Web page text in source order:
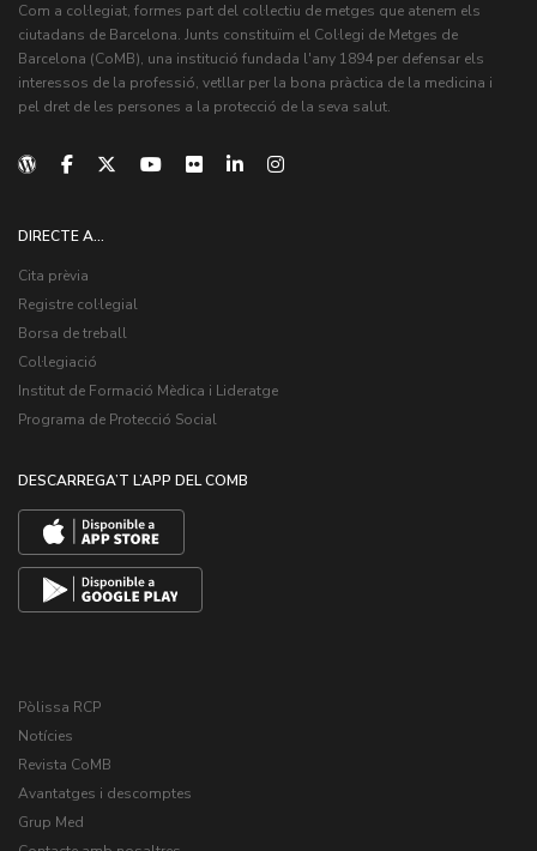
Com a col·legiat, formes part del col·lectiu de metges que atenem els
ciutadans de Barcelona. Junts constituïm el Col·legi de Metges de
Barcelona (CoMB), una institució fundada l'any 1894 per defensar els
interessos de la professió, vetllar per la bona pràctica de la medicina i
pel dret de les persones a la protecció de la seva salut.
DIRECTE A...
Cita prèvia
Registre col·legial
Borsa de treball
Col·legiació
Institut de Formació Mèdica i Lideratge
Programa de Protecció Social
DESCARREGA’T L’APP DEL COMB
Pòlissa RCP
Notícies
Revista CoMB
Avantatges i descomptes
Grup Med